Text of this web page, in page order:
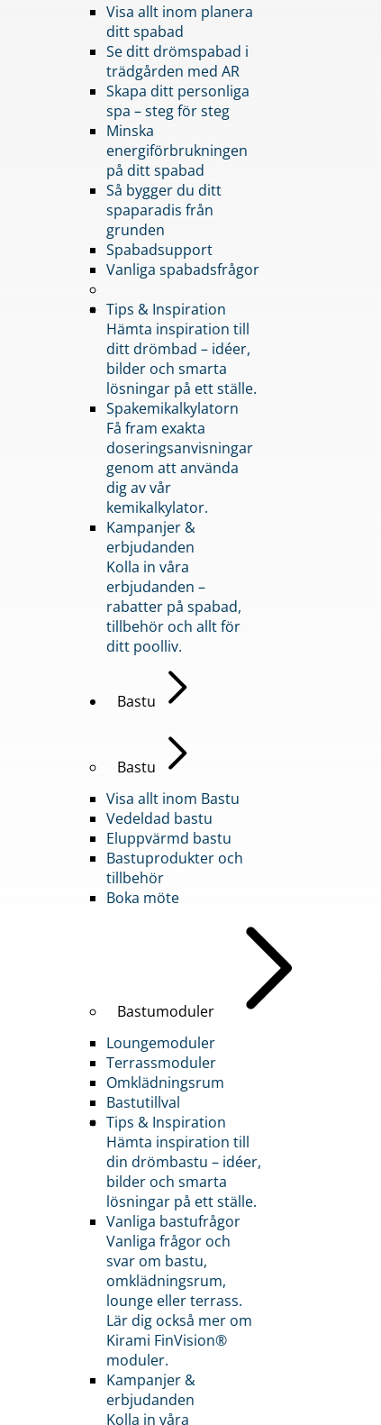
Visa allt inom planera
ditt spabad
Se ditt drömspabad i
trädgården med AR
Skapa ditt personliga
spa – steg för steg
Minska
energiförbrukningen
på ditt spabad
Så bygger du ditt
spaparadis från
grunden
Spabadsupport
Vanliga spabadsfrågor
Tips & Inspiration
Hämta inspiration till
ditt drömbad – idéer,
bilder och smarta
lösningar på ett ställe.
Spakemikalkylatorn
Få fram exakta
doseringsanvisningar
genom att använda
dig av vår
kemikalkylator.
Kampanjer &
erbjudanden
Kolla in våra
erbjudanden –
rabatter på spabad,
tillbehör och allt för
ditt poolliv.
Bastu
Bastu
Visa allt inom Bastu
Vedeldad bastu
Eluppvärmd bastu
Bastuprodukter och
tillbehör
Boka möte
Bastumoduler
Loungemoduler
Terrassmoduler
Omklädningsrum
Bastutillval
Tips & Inspiration
Hämta inspiration till
din drömbastu – idéer,
bilder och smarta
lösningar på ett ställe.
Vanliga bastufrågor
Vanliga frågor och
svar om bastu,
omklädningsrum,
lounge eller terrass.
Lär dig också mer om
Kirami FinVision®
moduler.
Kampanjer &
erbjudanden
Kolla in våra